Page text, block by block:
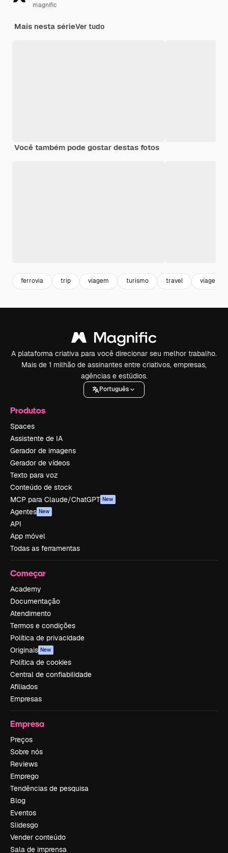
magnific
Mais nesta sérieVer tudo
Você também pode gostar destas fotos
ferrovia trip viagem turismo travel viagens
A plataforma criativa para você direcionar seu melhor trabalho.
Mais de 1 milhão de assinantes entre criativos, empresas,
agências e estúdios.
Português
Produtos
Spaces
Assistente de IA
Gerador de imagens
Gerador de vídeos
Texto para voz
Conteúdo de stock
MCP para Claude/ChatGPT New
Agentes New
API
App móvel
Todas as ferramentas
Começar
Academy
Documentação
Atendimento
Termos e condições
Política de privacidade
Originais New
Política de cookies
Central de confiabilidade
Afiliados
Empresas
Empresa
Preços
Sobre nós
Reviews
Emprego
Tendências de pesquisa
Blog
Eventos
Slidesgo
Vender conteúdo
Sala de imprensa